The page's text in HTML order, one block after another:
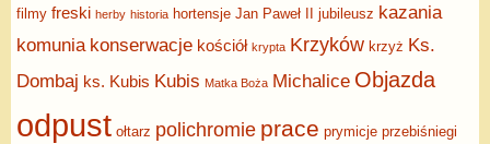
filmy freski herby historia hortensje Jan Paweł II jubileusz kazania
komunia konserwacje kościół krypta Krzyków krzyż Ks.
Dombaj ks. Kubis Kubis Matka Boża Michalice Objazda
odpust ołtarz polichromie prace prymicje przebiśniegi